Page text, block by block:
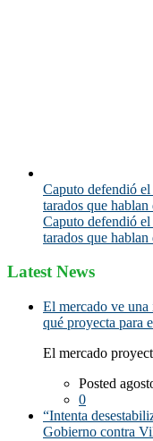
Caputo defendió
tarados que
Caputo defendió
tarados que
Latest News
El mercado ve una
qué proyecta para
El mercado
Posted
0
“Intenta
Gobierno contra